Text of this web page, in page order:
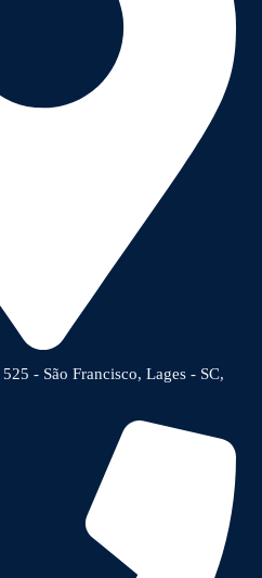
- São Francisco, Lages - SC,